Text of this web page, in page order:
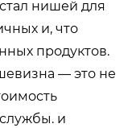
нишей для
и, что
продуктов.
— это не
и